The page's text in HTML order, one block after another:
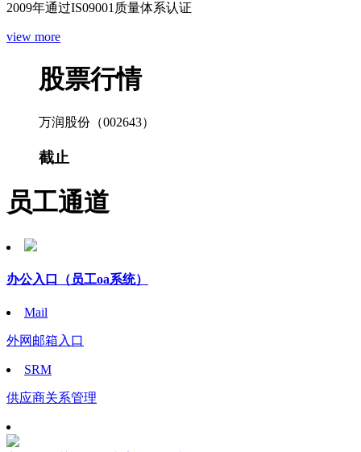
2009年通过IS09001质量体系认证
view more
股票行情
万润股份（002643）
截止
员工通道
办公入口 （员工oa系统）
Mail
外网邮箱入口
SRM
供应商关系管理